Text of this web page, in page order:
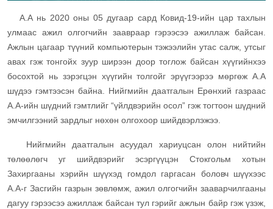
А.А нь 2020 оны 05 дугаар сард Ковид-19-ийн цар тахлын
улмаас ажил олгогчийн заавраар гэрээсээ ажиллаж байсан.
Ажлын цагаар түүний компьютерын тэжээлийн утас салж, утсыг
авах гэж тонгойх зуур ширээн доор тоглож байсан хүүгийнхээ
босохтой нь зэрэгцэн хүүгийн толгойг эрүүгээрээ мөргөж А.А
шүдээ гэмтээсэн байна. Нийгмийн даатгалын Ерөнхий газраас
А.А-ийн шүдний гэмтлийг “үйлдвэрийн осол” гэж тогтоон шүдний
эмчилгээний зардлыг нөхөн олгохоор шийдвэрлэжээ.
Нийгмийн даатгалын асуудал хариуцсан олон нийтийн
төлөөлөгч уг шийдвэрийг эсэргүүцэн Стокгольм хотын
Захиргааны хэрийн шүүхэд гомдол гаргасан боловч шүүхээс
А.А-г Засгийн газрын зөвлөмж, ажил олгогчийн зааварчилгааны
дагуу гэрээсээ ажиллаж байсан тул гэрийг ажлын байр гэж үзэж,